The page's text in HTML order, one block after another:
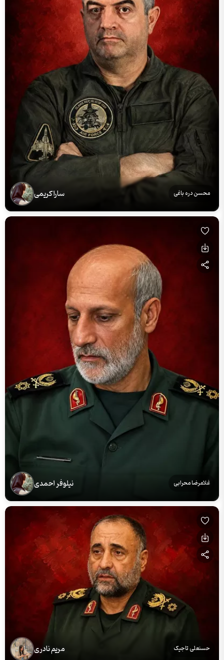
محسن دره باغی سارا کریمی
غلامرضا محرابی نیلوفر احمدی
حسنعلی تاجیک مریم نادری